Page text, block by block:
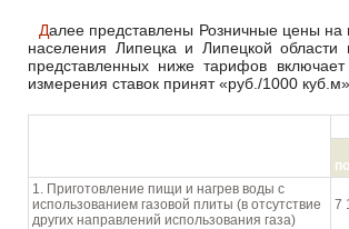
Далее представлены Розничные цены на природный газ для
населения Липецка и Липецкой
представленных ниже тарифов
измерения ставок принят «руб./1000 куб.м».
1. Приготовление пищи и нагрев воды с
использованием газовой плиты (в отсутствие
других направлений использования газа)
7